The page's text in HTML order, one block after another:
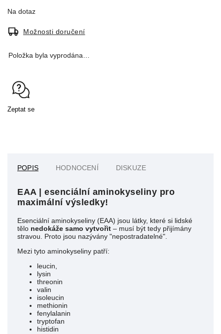
Na dotaz
Možnosti doručení
Položka byla vyprodána…
Zeptat se
POPIS HODNOCENÍ DISKUZE
EAA | esenciální aminokyseliny pro
maximální výsledky!
Esenciální aminokyseliny (EAA) jsou látky, které si lidské
tělo nedokáže samo vytvořit – musí být tedy přijímány
stravou. Proto jsou nazývány "nepostradatelné".
Mezi tyto aminokyseliny patří:
leucin,
lysin
threonin
valin
isoleucin
methionin
fenylalanin
tryptofan
histidin